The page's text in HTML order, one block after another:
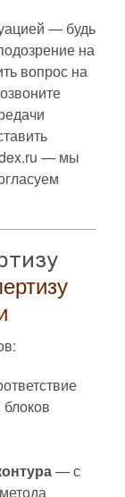
— будь
на
вопрос на
— мы
— с